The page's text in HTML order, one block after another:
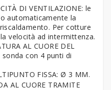
DI VENTILAZIONE: le
automaticamente la
Per cotture
velocità ad intermittenza.
AL CUORE DEL
sonda con 4 punti di
FISSA: Ø 3 MM.
AL CUORE TRAMITE